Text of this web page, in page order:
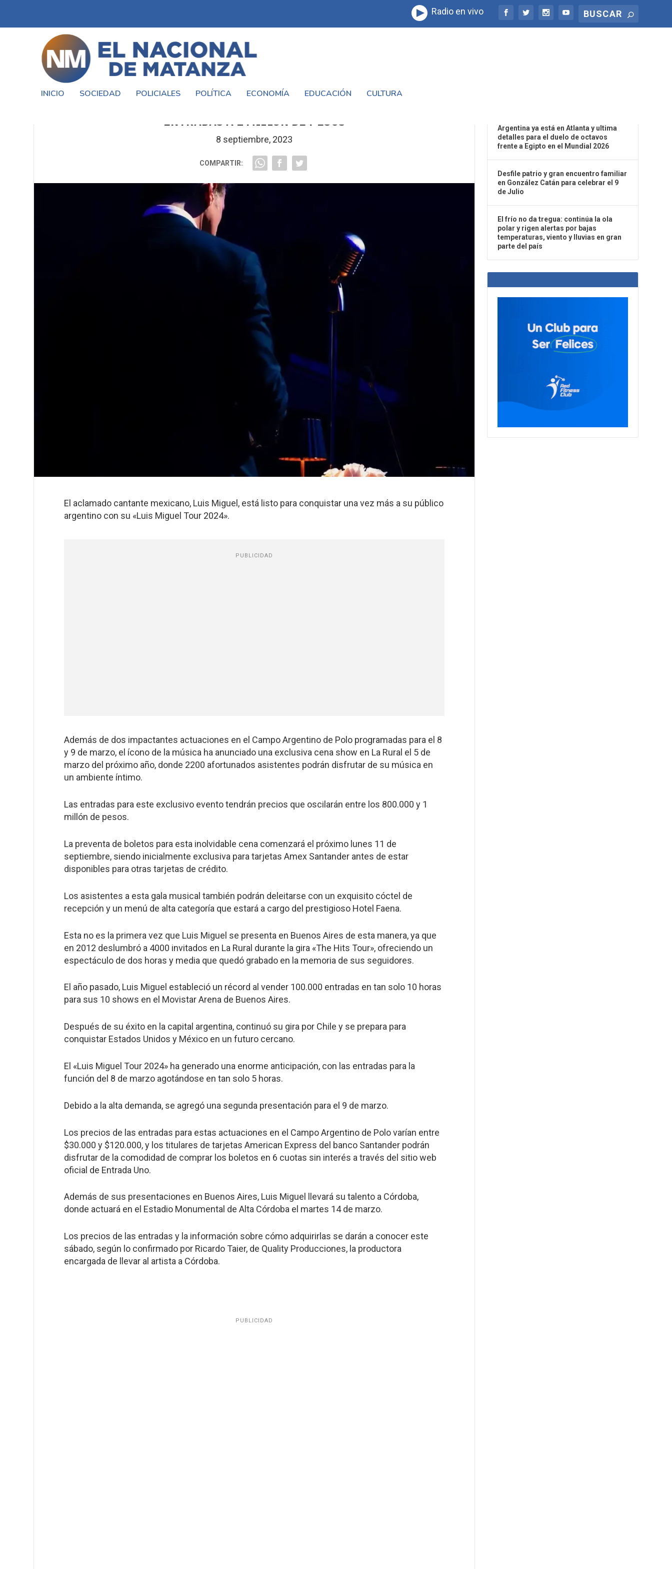
Radio en vivo
INICIO SOCIEDAD POLICIALES POLÍTICA ECONOMÍA EDUCACIÓN CULTURA
ENTRADAS A 1 MILLÓN DE PESOS
8 septiembre, 2023
COMPARTIR:
El aclamado cantante mexicano, Luis Miguel, está listo para conquistar una vez más a su público
argentino con su «Luis Miguel Tour 2024».
PUBLICIDAD
Además de dos impactantes actuaciones en el Campo Argentino de Polo programadas para el 8
y 9 de marzo, el ícono de la música ha anunciado una exclusiva cena show en La Rural el 5 de
marzo del próximo año, donde 2200 afortunados asistentes podrán disfrutar de su música en
un ambiente íntimo.
Las entradas para este exclusivo evento tendrán precios que oscilarán entre los 800.000 y 1
millón de pesos.
La preventa de boletos para esta inolvidable cena comenzará el próximo lunes 11 de
septiembre, siendo inicialmente exclusiva para tarjetas Amex Santander antes de estar
disponibles para otras tarjetas de crédito.
Los asistentes a esta gala musical también podrán deleitarse con un exquisito cóctel de
recepción y un menú de alta categoría que estará a cargo del prestigioso Hotel Faena.
Esta no es la primera vez que Luis Miguel se presenta en Buenos Aires de esta manera, ya que
en 2012 deslumbró a 4000 invitados en La Rural durante la gira «The Hits Tour», ofreciendo un
espectáculo de dos horas y media que quedó grabado en la memoria de sus seguidores.
El año pasado, Luis Miguel estableció un récord al vender 100.000 entradas en tan solo 10 horas
para sus 10 shows en el Movistar Arena de Buenos Aires.
Después de su éxito en la capital argentina, continuó su gira por Chile y se prepara para
conquistar Estados Unidos y México en un futuro cercano.
El «Luis Miguel Tour 2024» ha generado una enorme anticipación, con las entradas para la
función del 8 de marzo agotándose en tan solo 5 horas.
Debido a la alta demanda, se agregó una segunda presentación para el 9 de marzo.
Los precios de las entradas para estas actuaciones en el Campo Argentino de Polo varían entre
$30.000 y $120.000, y los titulares de tarjetas American Express del banco Santander podrán
disfrutar de la comodidad de comprar los boletos en 6 cuotas sin interés a través del sitio web
oficial de Entrada Uno.
Además de sus presentaciones en Buenos Aires, Luis Miguel llevará su talento a Córdoba,
donde actuará en el Estadio Monumental de Alta Córdoba el martes 14 de marzo.
Los precios de las entradas y la información sobre cómo adquirirlas se darán a conocer este
sábado, según lo confirmado por Ricardo Taier, de Quality Producciones, la productora
encargada de llevar al artista a Córdoba.
PUBLICIDAD
Argentina ya está en Atlanta y ultima
detalles para el duelo de octavos
frente a Egipto en el Mundial 2026
Desfile patrio y gran encuentro familiar
en González Catán para celebrar el 9
de Julio
El frío no da tregua: continúa la ola
polar y rigen alertas por bajas
temperaturas, viento y lluvias en gran
parte del país